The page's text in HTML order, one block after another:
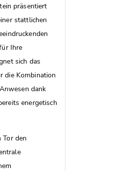
präsentiert
stattlichen
Ihre
sich das
die Kombination
dank
energetisch
den